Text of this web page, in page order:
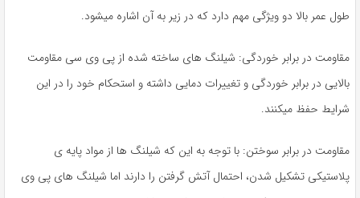
طول عمر بالا دو ویژگی مهم دارد که در زیر به آن اشاره میشود.
مقاومت در برابر خوردگی: شیلنگ های ساخته شده از پی وی سی مقاومت
بالایی در برابر خوردگی و تغییرات دمایی داشته و استحکام خود را در این
شرایط حفظ میکنند.
مقاومت در برابر سوختن: با توجه به این که شیلنگ ها از مواد پایه ی
پلاستیکی تشکیل شدن، احتمال آتش گرفتن را دارند اما شیلنگ های پی وی